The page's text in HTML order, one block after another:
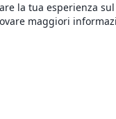
la tua esperienza
maggiori